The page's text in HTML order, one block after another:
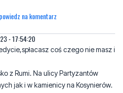
na komentarz
- 17:54:20
coś czego nie masz i
z Rumi. Na ulicy Partyzantów
jak i w kamienicy na Kosynierów.